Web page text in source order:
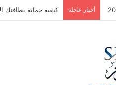
أخبار عاجلة كيفية حماية بطاقتك